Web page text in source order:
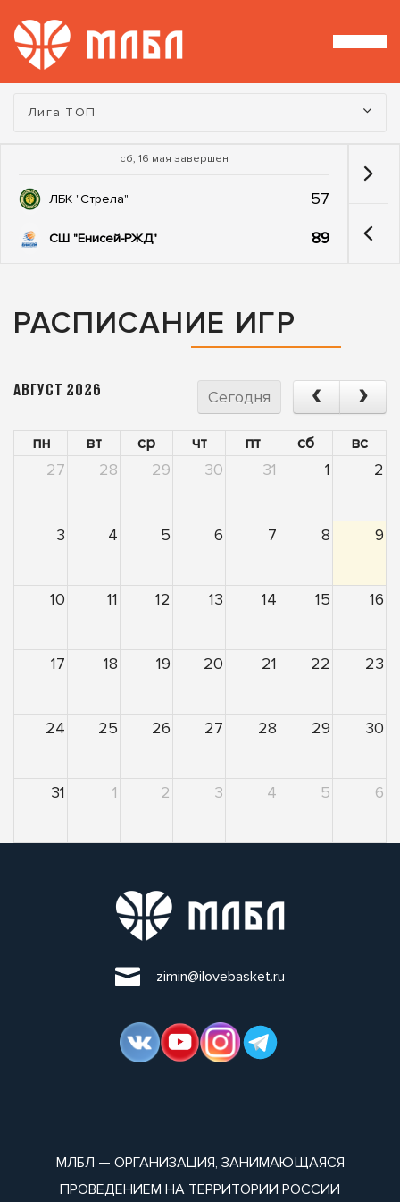
Турнир:
Лига ТОП
сб, 16 мая завершен
ЛБК "Стрела" 57
СШ "Енисей-РЖД" 89
РАСПИСАНИЕ ИГР
АВГУСТ 2026 Сегодня
пн вт ср чт пт сб
вс
27
28 29 30 31 1 2
3 4 5 6 7 8 9
10 11 12 13 14 15 16
17 18 19 20 21 22 23
24 25 26 27 28 29 30
31 1 2 3 4 5 6
zimin@ilovebasket.ru
МЛБЛ — ОРГАНИЗАЦИЯ, ЗАНИМАЮЩАЯСЯ
ПРОВЕДЕНИЕМ НА ТЕРРИТОРИИ РОССИИ